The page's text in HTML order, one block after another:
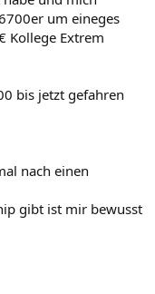
um eineges
Kollege Extrem
bis jetzt gefahren
nach einen
gibt ist mir bewusst